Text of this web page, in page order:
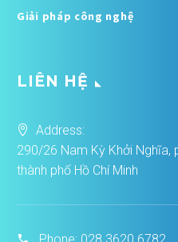
Giải pháp công nghệ
LIÊN HỆ
Address:
290/26 Nam Kỳ Khởi Nghĩa,
thành phố Hồ Chí Minh
Phone: 028 3620 6782